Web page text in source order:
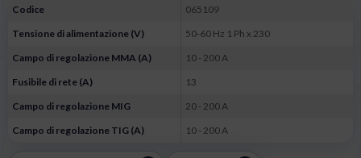
Codice
065109
Tensione di alimentazione (V)
50-60 Hz 1 Ph x 230
Campo di regolazione MMA (A)
10 - 200 A
Fusibile di rete (A)
13
Campo di regolazione MIG
20 - 200 A
Campo di regolazione TIG (A)
10 - 200 A